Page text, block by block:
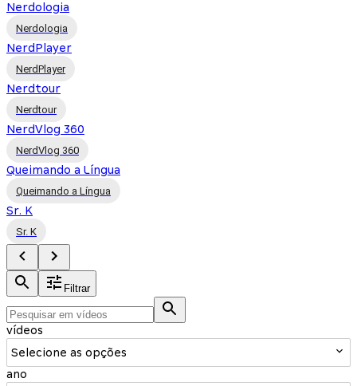
Nerdologia
Nerdologia
NerdPlayer
NerdPlayer
Nerdtour
Nerdtour
NerdVlog 360
NerdVlog 360
Queimando a Língua
Queimando a Língua
Sr. K
Sr. K
Filtrar
vídeos
Selecione as opções
ano